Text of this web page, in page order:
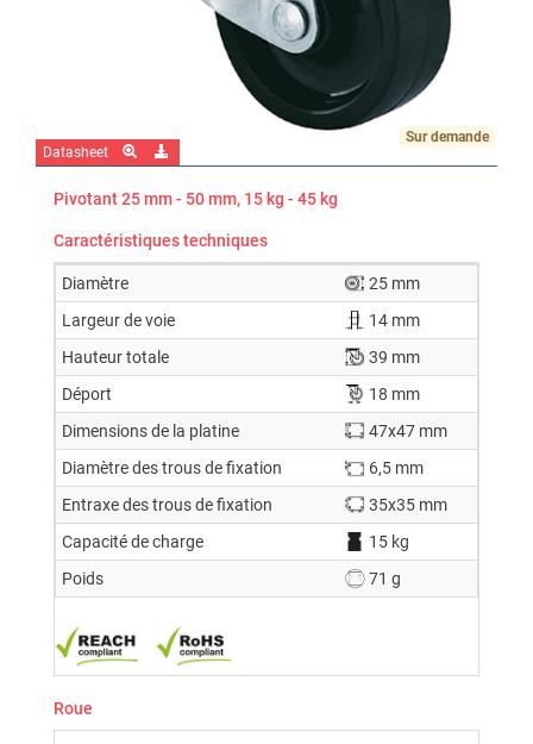
Sur demande
Datasheet
Pivotant 25 mm - 50 mm, 15 kg - 45 kg
Caractéristiques techniques
Diamètre
25 mm
Largeur de voie
14 mm
Hauteur totale
39 mm
Déport
18 mm
Dimensions de la platine
47x47 mm
Diamètre des trous de fixation
6,5 mm
Entraxe des trous de fixation
35x35 mm
Capacité de charge
15 kg
Poids
71 g
Roue